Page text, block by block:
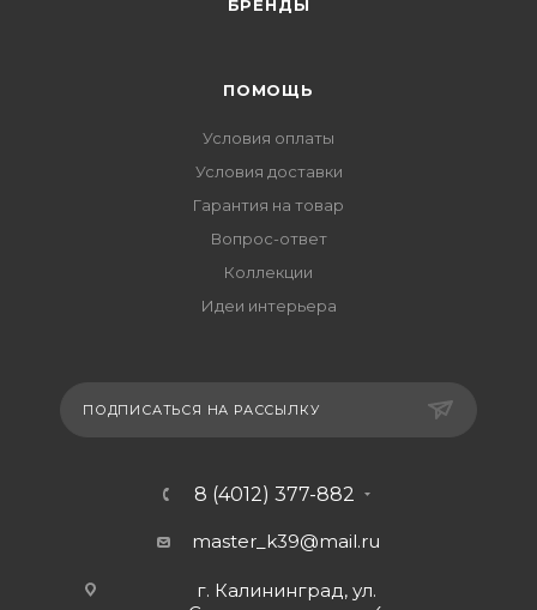
БРЕНДЫ
ПОМОЩЬ
Условия оплаты
Условия доставки
Гарантия на товар
Вопрос-ответ
Коллекции
Идеи интерьера
ПОДПИСАТЬСЯ НА РАССЫЛКУ
8 (4012) 377-882
master_k39@mail.ru
г. Калининград, ул.